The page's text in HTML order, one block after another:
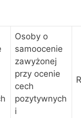
Osoby o
samoocenie
zawyżonej
przy ocenie
cech
pozytywnych
i